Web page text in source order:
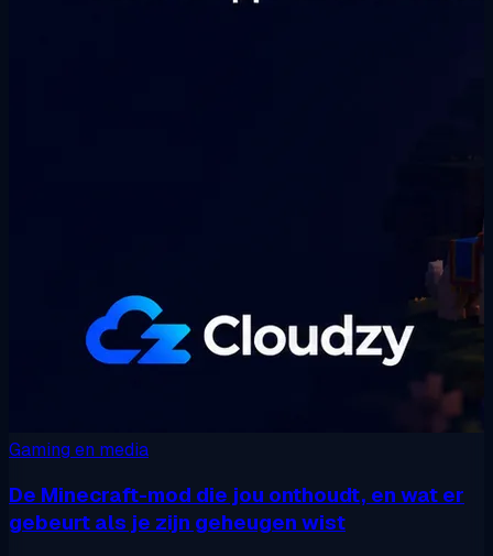
Gaming en media
De Minecraft-mod die jou onthoudt, en wat er
gebeurt als je zijn geheugen wist